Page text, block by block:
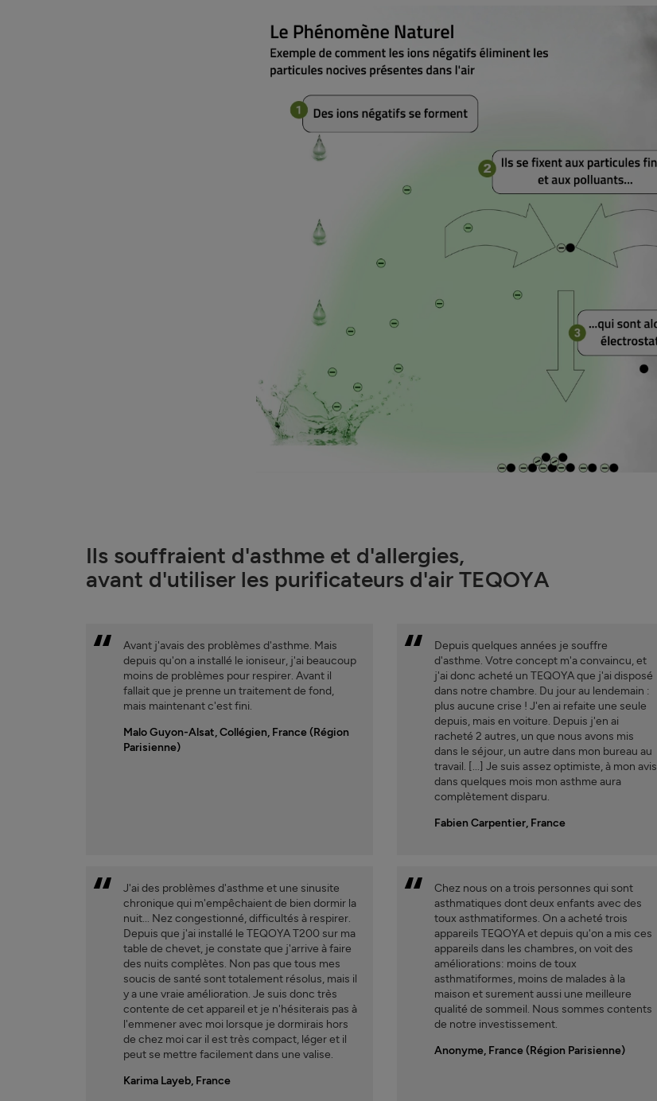
Ils souffraient d'asthme et d'allergies,
avant d'utiliser les purificateurs d'air TEQOYA
Avant j'avais des problèmes d'asthme. Mais
depuis qu'on a installé le ioniseur, j'ai beaucoup
moins de problèmes pour respirer. Avant il
fallait que je prenne un traitement de fond,
mais maintenant c'est fini.
Malo Guyon-Alsat, Collégien, France (Région
Parisienne)
Depuis quelques années je souffre
d'asthme. Votre concept m'a convaincu, et
j'ai donc acheté un TEQOYA que j'ai disposé
dans notre chambre. Du jour au lendemain :
plus aucune crise ! J'en ai refaite une seule
depuis, mais en voiture. Depuis j'en ai
racheté 2 autres, un que nous avons mis
dans le séjour, un autre dans mon bureau au
travail. [...] Je suis assez optimiste, à mon avis
dans quelques mois mon asthme aura
complètement disparu.
Fabien Carpentier, France
J'ai des problèmes d'asthme et une sinusite
chronique qui m'empêchaient de bien dormir la
nuit... Nez congestionné, difficultés à respirer.
Depuis que j'ai installé le TEQOYA T200 sur ma
table de chevet, je constate que j'arrive à faire
des nuits complètes. Non pas que tous mes
soucis de santé sont totalement résolus, mais il
y a une vraie amélioration. Je suis donc très
contente de cet appareil et je n'hésiterais pas à
l'emmener avec moi lorsque je dormirais hors
de chez moi car il est très compact, léger et il
peut se mettre facilement dans une valise.
Karima Layeb, France
Chez nous on a trois personnes qui sont
asthmatiques dont deux enfants avec des
toux asthmatiformes. On a acheté trois
appareils TEQOYA et depuis qu'on a mis ces
appareils dans les chambres, on voit des
améliorations: moins de toux
asthmatiformes, moins de malades à la
maison et surement aussi une meilleure
qualité de sommeil. Nous sommes contents
de notre investissement.
Anonyme, France (Région Parisienne)